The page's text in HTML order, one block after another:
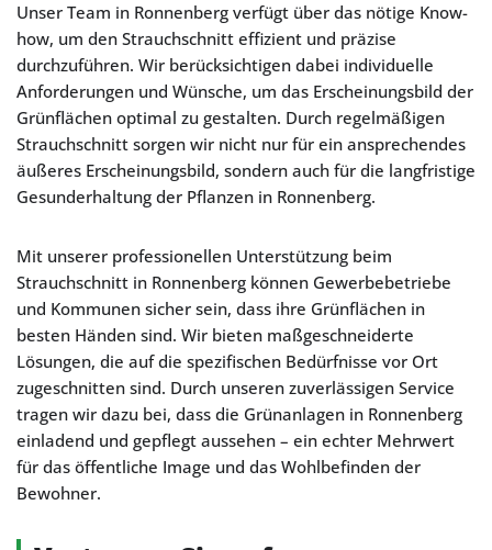
Unser Team in Ronnenberg verfügt über das nötige Know-
how, um den Strauchschnitt effizient und präzise
durchzuführen. Wir berücksichtigen dabei individuelle
Anforderungen und Wünsche, um das Erscheinungsbild der
Grünflächen optimal zu gestalten. Durch regelmäßigen
Strauchschnitt sorgen wir nicht nur für ein ansprechendes
äußeres Erscheinungsbild, sondern auch für die langfristige
Gesunderhaltung der Pflanzen in Ronnenberg.
Mit unserer professionellen Unterstützung beim
Strauchschnitt in Ronnenberg können Gewerbebetriebe
und Kommunen sicher sein, dass ihre Grünflächen in
besten Händen sind. Wir bieten maßgeschneiderte
Lösungen, die auf die spezifischen Bedürfnisse vor Ort
zugeschnitten sind. Durch unseren zuverlässigen Service
tragen wir dazu bei, dass die Grünanlagen in Ronnenberg
einladend und gepflegt aussehen – ein echter Mehrwert
für das öffentliche Image und das Wohlbefinden der
Bewohner.